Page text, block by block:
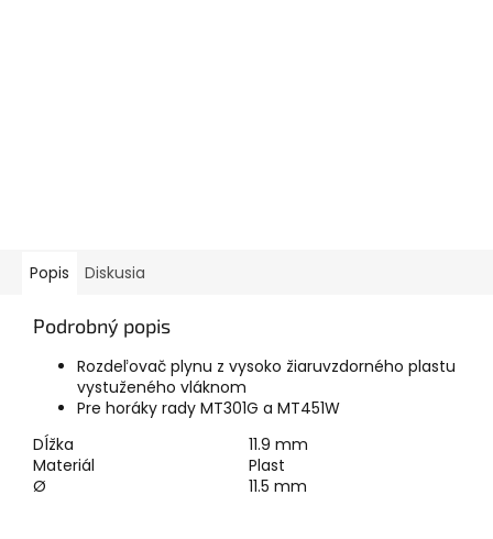
Popis Diskusia
Podrobný popis
Rozdeľovač plynu z vysoko žiaruvzdorného plastu
vystuženého vláknom
Pre horáky rady MT301G a MT451W
Dĺžka
11.9 mm
Materiál
Plast
Ø
11.5 mm